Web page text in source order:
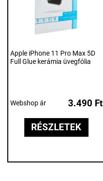
Apple iPhone 11 Pro Max 5D
Full Glue kerámia üvegfólia
Webshop ár 3.490 Ft
RÉSZLETEK